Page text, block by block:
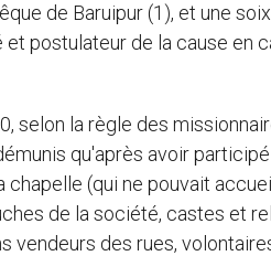
de Baruipur (1), et une
postulateur de la cause en
selon la règle des
qu'après avoir
(qui ne pouvait
de la société, castes et
vendeurs des rues,